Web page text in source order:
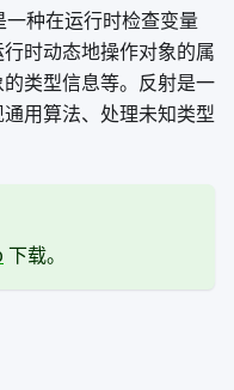
种在运行时检查变量
时动态地操作对象的属
类型信息等。反射是一
用算法、处理未知类型
下载。